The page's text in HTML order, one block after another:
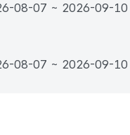
08-07 ~ 2026-09-10
08-07 ~ 2026-09-10